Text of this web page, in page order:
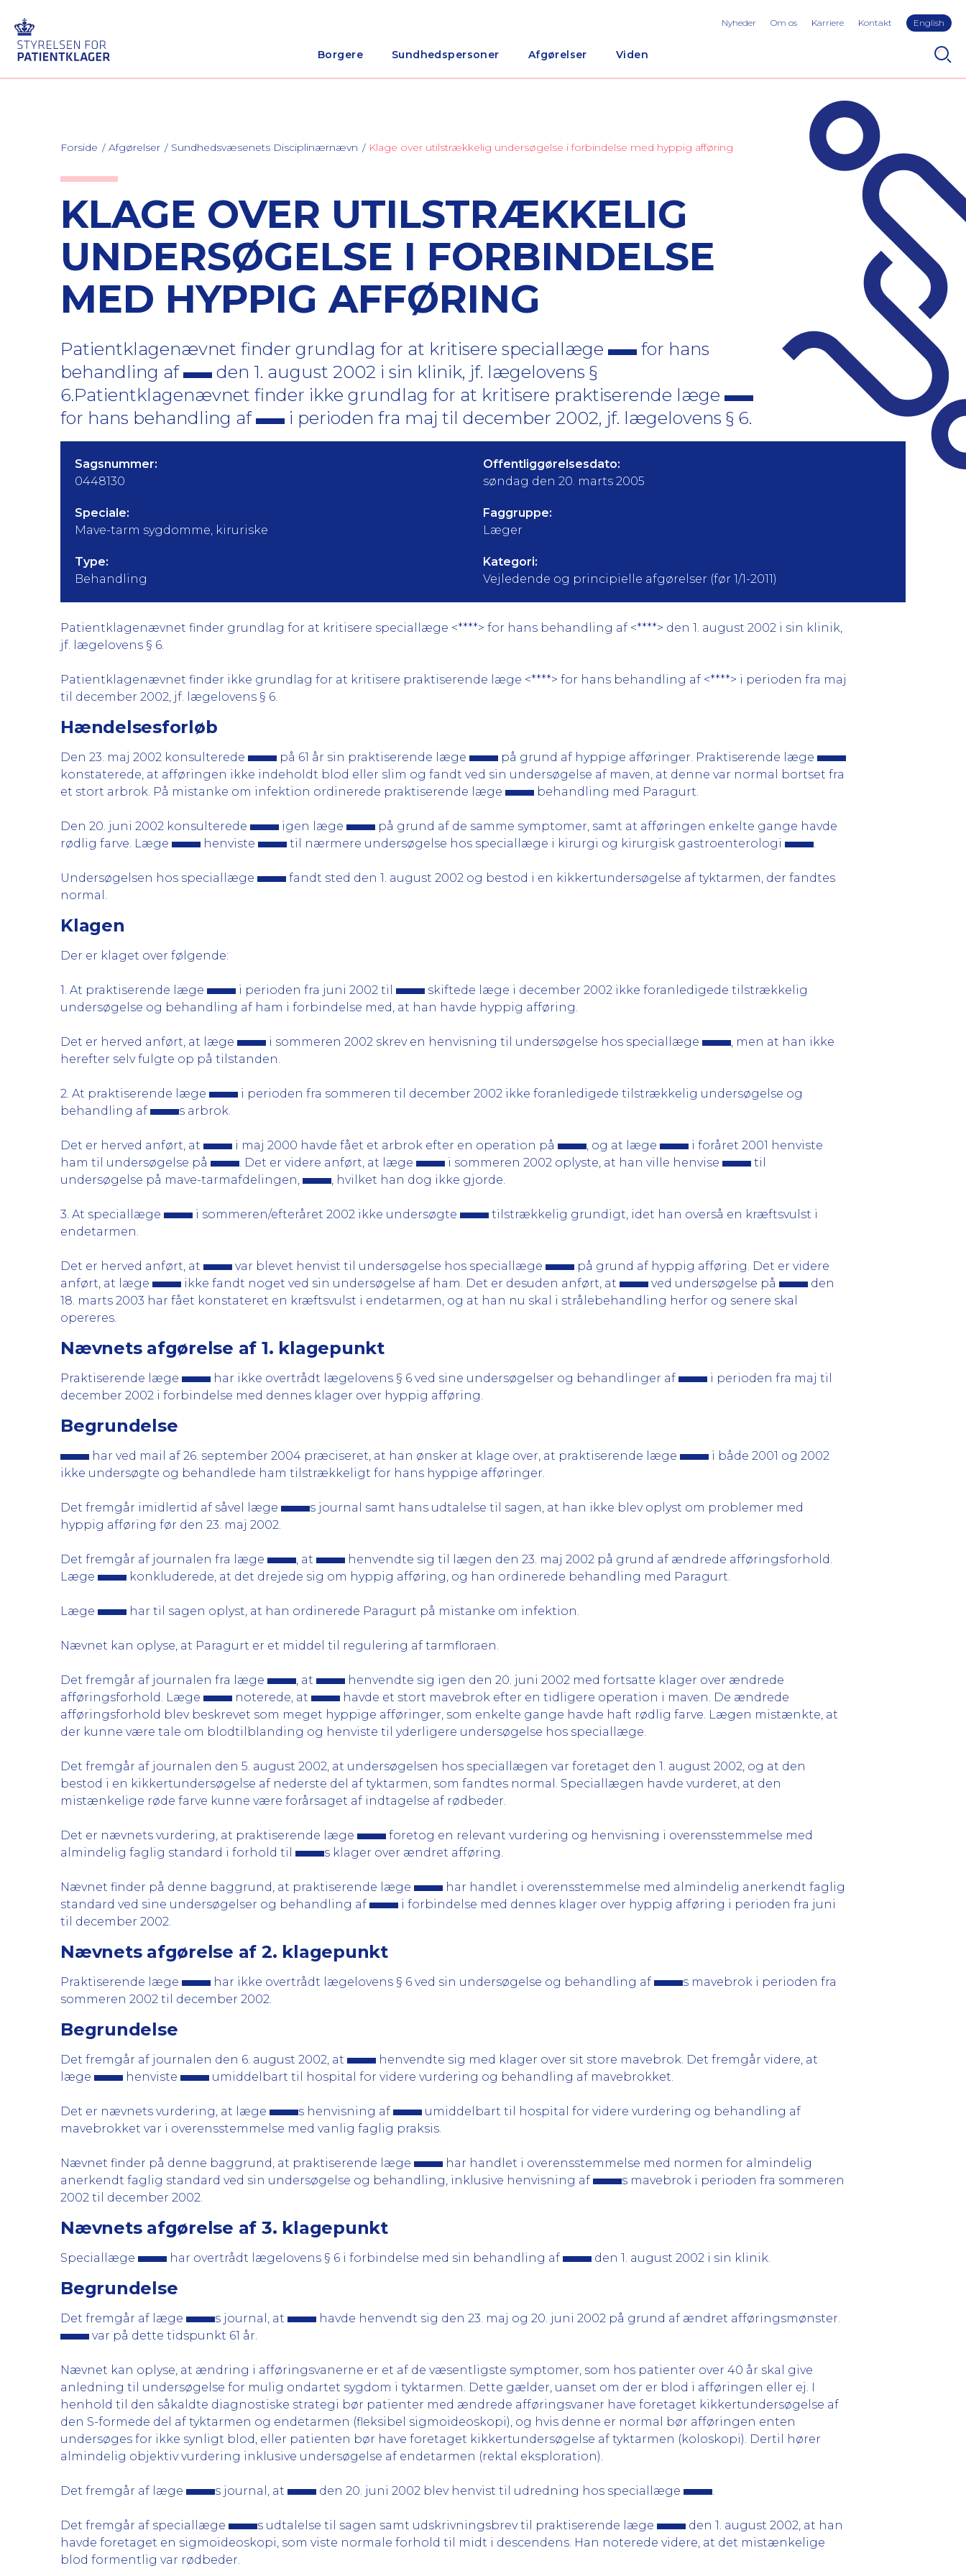
Borgere Sundhedspersoner Afgørelser Viden
Nyheder Om os Karriere Kontakt English
Forside Afgørelser Sundhedsvæsenets Disciplinærnævn Klage over utilstrækkelig undersøgelse i forbindelse med hyppig afføring
KLAGE OVER UTILSTRÆKKELIG
UNDERSØGELSE I FORBINDELSE
MED HYPPIG AFFØRING
Patientklagenævnet finder grundlag for at kritisere speciallæge
for hans
behandling af
den 1. august 2002 i sin klinik, jf. lægelovens §
6.Patientklagenævnet finder ikke grundlag for at kritisere praktiserende læge
for hans behandling af
i perioden fra maj til december 2002, jf. lægelovens § 6.
Sagsnummer:
0448130
Offentliggørelsesdato:
søndag den 20. marts 2005
Speciale:
Mave-tarm sygdomme, kiruriske
Faggruppe:
Læger
Type:
Behandling
Kategori:
Vejledende og principielle afgørelser (før 1/1-2011)
Patientklagenævnet finder grundlag for at kritisere speciallæge <****> for hans behandling af <****> den 1. august 2002 i sin klinik,
jf. lægelovens § 6.
Patientklagenævnet finder ikke grundlag for at kritisere praktiserende læge <****> for hans behandling af <****> i perioden fra maj
til december 2002, jf. lægelovens § 6.
Hændelsesforløb
Den 23. maj 2002 konsulterede på 61 år sin praktiserende læge
på grund af hyppige afføringer. Praktiserende læge
konstaterede, at afføringen ikke indeholdt blod eller slim og fandt ved sin undersøgelse af maven, at denne var normal bortset fra
et stort arbrok. På mistanke om infektion ordinerede praktiserende læge
behandling med Paragurt.
Den 20. juni 2002 konsulterede igen læge
på grund af de samme symptomer, samt at afføringen enkelte gange havde
rødlig farve. Læge
henviste til nærmere undersøgelse hos speciallæge i kirurgi og kirurgisk gastroenterologi .
Undersøgelsen hos speciallæge
fandt sted den 1. august 2002 og bestod i en kikkertundersøgelse af tyktarmen, der fandtes
normal.
Klagen
Der er klaget over følgende:
1. At praktiserende læge i perioden fra juni 2002 til
skiftede læge i december 2002 ikke foranledigede tilstrækkelig
undersøgelse og behandling af ham i forbindelse med, at han havde hyppig afføring.
Det er herved anført, at læge i sommeren 2002 skrev en henvisning til undersøgelse hos speciallæge
, men at han ikke
herefter selv fulgte op på tilstanden.
2. At praktiserende læge
i perioden fra sommeren til december 2002 ikke foranledigede tilstrækkelig undersøgelse og
behandling af
s arbrok.
Det er herved anført, at i maj 2000 havde fået et arbrok efter en operation på , og at læge
i foråret 2001 henviste
ham til undersøgelse på
. Det er videre anført, at læge i sommeren 2002 oplyste, at han ville henvise
til
undersøgelse på mave-tarmafdelingen,
, hvilket han dog ikke gjorde.
3. At speciallæge i sommeren/efteråret 2002 ikke undersøgte
tilstrækkelig grundigt, idet han overså en kræftsvulst i
endetarmen.
Det er herved anført, at var blevet henvist til undersøgelse hos speciallæge
på grund af hyppig afføring. Det er videre
anført, at læge
ikke fandt noget ved sin undersøgelse af ham. Det er desuden anført, at ved undersøgelse på
den
18. marts 2003 har fået konstateret en kræftsvulst i endetarmen, og at han nu skal i strålebehandling herfor og senere skal
opereres.
Nævnets afgørelse af 1. klagepunkt
Praktiserende læge har ikke overtrådt lægelovens § 6 ved sine undersøgelser og behandlinger af
i perioden fra maj til
december 2002 i forbindelse med dennes klager over hyppig afføring.
Begrundelse
har ved mail af 26. september 2004 præciseret, at han ønsker at klage over, at praktiserende læge
i både 2001 og 2002
ikke undersøgte og behandlede ham tilstrækkeligt for hans hyppige afføringer.
Det fremgår imidlertid af såvel læge
s journal samt hans udtalelse til sagen, at han ikke blev oplyst om problemer med
hyppig afføring før den 23. maj 2002.
Det fremgår af journalen fra læge , at
henvendte sig til lægen den 23. maj 2002 på grund af ændrede afføringsforhold.
Læge
konkluderede, at det drejede sig om hyppig afføring, og han ordinerede behandling med Paragurt.
Læge har til sagen oplyst, at han ordinerede Paragurt på mistanke om infektion.
Nævnet kan oplyse, at Paragurt er et middel til regulering af tarmfloraen.
Det fremgår af journalen fra læge , at
henvendte sig igen den 20. juni 2002 med fortsatte klager over ændrede
afføringsforhold. Læge
noterede, at
havde et stort mavebrok efter en tidligere operation i maven. De ændrede
afføringsforhold blev beskrevet som meget hyppige afføringer, som enkelte gange havde haft rødlig farve. Lægen mistænkte, at
der kunne være tale om blodtilblanding og henviste til yderligere undersøgelse hos speciallæge.
Det fremgår af journalen den 5. august 2002, at undersøgelsen hos speciallægen var foretaget den 1. august 2002, og at den
bestod i en kikkertundersøgelse af nederste del af tyktarmen, som fandtes normal. Speciallægen havde vurderet, at den
mistænkelige røde farve kunne være forårsaget af indtagelse af rødbeder.
Det er nævnets vurdering, at praktiserende læge
foretog en relevant vurdering og henvisning i overensstemmelse med
almindelig faglig standard i forhold til
s klager over ændret afføring.
Nævnet finder på denne baggrund, at praktiserende læge
har handlet i overensstemmelse med almindelig anerkendt faglig
standard ved sine undersøgelser og behandling af
i forbindelse med dennes klager over hyppig afføring i perioden fra juni
til december 2002.
Nævnets afgørelse af 2. klagepunkt
Praktiserende læge har ikke overtrådt lægelovens § 6 ved sin undersøgelse og behandling af
s mavebrok i perioden fra
sommeren 2002 til december 2002.
Begrundelse
Det fremgår af journalen den 6. august 2002, at
henvendte sig med klager over sit store mavebrok. Det fremgår videre, at
læge
henviste umiddelbart til hospital for videre vurdering og behandling af mavebrokket.
Det er nævnets vurdering, at læge s henvisning af
umiddelbart til hospital for videre vurdering og behandling af
mavebrokket var i overensstemmelse med vanlig faglig praksis.
Nævnet finder på denne baggrund, at praktiserende læge
har handlet i overensstemmelse med normen for almindelig
anerkendt faglig standard ved sin undersøgelse og behandling, inklusive henvisning af
s mavebrok i perioden fra sommeren
2002 til december 2002.
Nævnets afgørelse af 3. klagepunkt
Speciallæge har overtrådt lægelovens § 6 i forbindelse med sin behandling af den 1. august 2002 i sin klinik.
Begrundelse
Det fremgår af læge s journal, at
havde henvendt sig den 23. maj og 20. juni 2002 på grund af ændret afføringsmønster.
var på dette tidspunkt 61 år.
Nævnet kan oplyse, at ændring i afføringsvanerne er et af de væsentligste symptomer, som hos patienter over 40 år skal give
anledning til undersøgelse for mulig ondartet sygdom i tyktarmen. Dette gælder, uanset om der er blod i afføringen eller ej. I
henhold til den såkaldte diagnostiske strategi bør patienter med ændrede afføringsvaner have foretaget kikkertundersøgelse af
den S-formede del af tyktarmen og endetarmen (fleksibel sigmoideoskopi), og hvis denne er normal bør afføringen enten
undersøges for ikke synligt blod, eller patienten bør have foretaget kikkertundersøgelse af tyktarmen (koloskopi). Dertil hører
almindelig objektiv vurdering inklusive undersøgelse af endetarmen (rektal eksploration).
Det fremgår af læge s journal, at den 20. juni 2002 blev henvist til udredning hos speciallæge .
Det fremgår af speciallæge s udtalelse til sagen samt udskrivningsbrev til praktiserende læge
den 1. august 2002, at han
havde foretaget en sigmoideoskopi, som viste normale forhold til midt i descendens. Han noterede videre, at det mistænkelige
blod formentlig var rødbeder.